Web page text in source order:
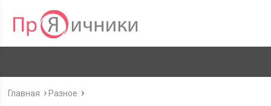
Главная Разное